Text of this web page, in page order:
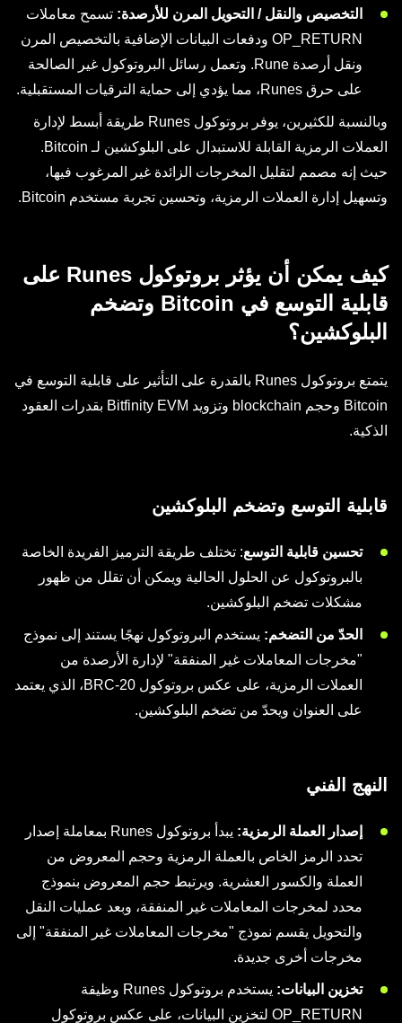
التخصيص والنقل / التحويل المرن للأرصدة: تسمح معاملات
OP_RETURN ودفعات البيانات الإضافية بالتخصيص المرن
ونقل أرصدة Rune. وتعمل رسائل البروتوكول غير الصالحة
على حرق Runes، مما يؤدي إلى حماية الترقيات المستقبلية.
وبالنسبة للكثيرين، يوفر بروتوكول Runes طريقة أبسط لإدارة
العملات الرمزية القابلة للاستبدال على البلوكشين لـ Bitcoin.
حيث إنه مصمم لتقليل المخرجات الزائدة غير المرغوب فيها،
وتسهيل إدارة العملات الرمزية، وتحسين تجربة مستخدم Bitcoin.
كيف يمكن أن يؤثر بروتوكول Runes على
قابلية التوسع في Bitcoin وتضخم
البلوكشين؟
يتمتع بروتوكول Runes بالقدرة على التأثير على قابلية التوسع في
Bitcoin وحجم blockchain وتزويد Bitfinity EVM بقدرات العقود
الذكية.
قابلية التوسع وتضخم البلوكشين
تحسين قابلية التوسع: تختلف طريقة الترميز الفريدة الخاصة
بالبروتوكول عن الحلول الحالية ويمكن أن تقلل من ظهور
مشكلات تضخم البلوكشين.
الحدّ من التضخم: يستخدم البروتوكول نهجًا يستند إلى نموذج
"مخرجات المعاملات غير المنفقة" لإدارة الأرصدة من
العملات الرمزية، على عكس بروتوكول BRC-20، الذي يعتمد
على العنوان ويحدّ من تضخم البلوكشين.
النهج الفني
إصدار العملة الرمزية:
يبدأ بروتوكول Runes بمعاملة إصدار
تحدد الرمز الخاص بالعملة الرمزية وحجم المعروض من
العملة والكسور العشرية. ويرتبط حجم المعروض بنموذج
محدد لمخرجات المعاملات غير المنفقة، وبعد عمليات النقل
والتحويل يقسم نموذج "مخرجات المعاملات غير المنفقة" إلى
مخرجات أخرى جديدة.
تخزين البيانات:
يستخدم بروتوكول Runes وظيفة
OP_RETURN لتخزين البيانات، على عكس بروتوكول